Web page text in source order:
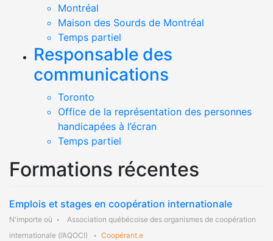
Montréal
Maison des Sourds de Montréal
Temps partiel
Responsable des
communications
Toronto
Office de la représentation des personnes
handicapées à l’écran
Temps partiel
Formations récentes
Emplois et stages en coopération internationale
N'importe où
Association québécoise des organismes de coopération
internationale (l’AQOCI)
Coopérant.e